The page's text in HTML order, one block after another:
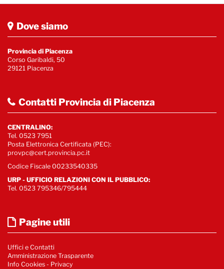
Dove siamo
Provincia di Piacenza
Corso Garibaldi, 50
29121 Piacenza
Contatti Provincia di Piacenza
CENTRALINO:
Tel. 0523 7951
Posta Elettronica Certificata (PEC):
provpc@cert.provincia.pc.it
Codice Fiscale 00233540335
URP - UFFICIO RELAZIONI CON IL PUBBLICO:
Tel. 0523 795346/795444
Pagine utili
Uffici e Contatti
Amministrazione Trasparente
Info Cookies - Privacy